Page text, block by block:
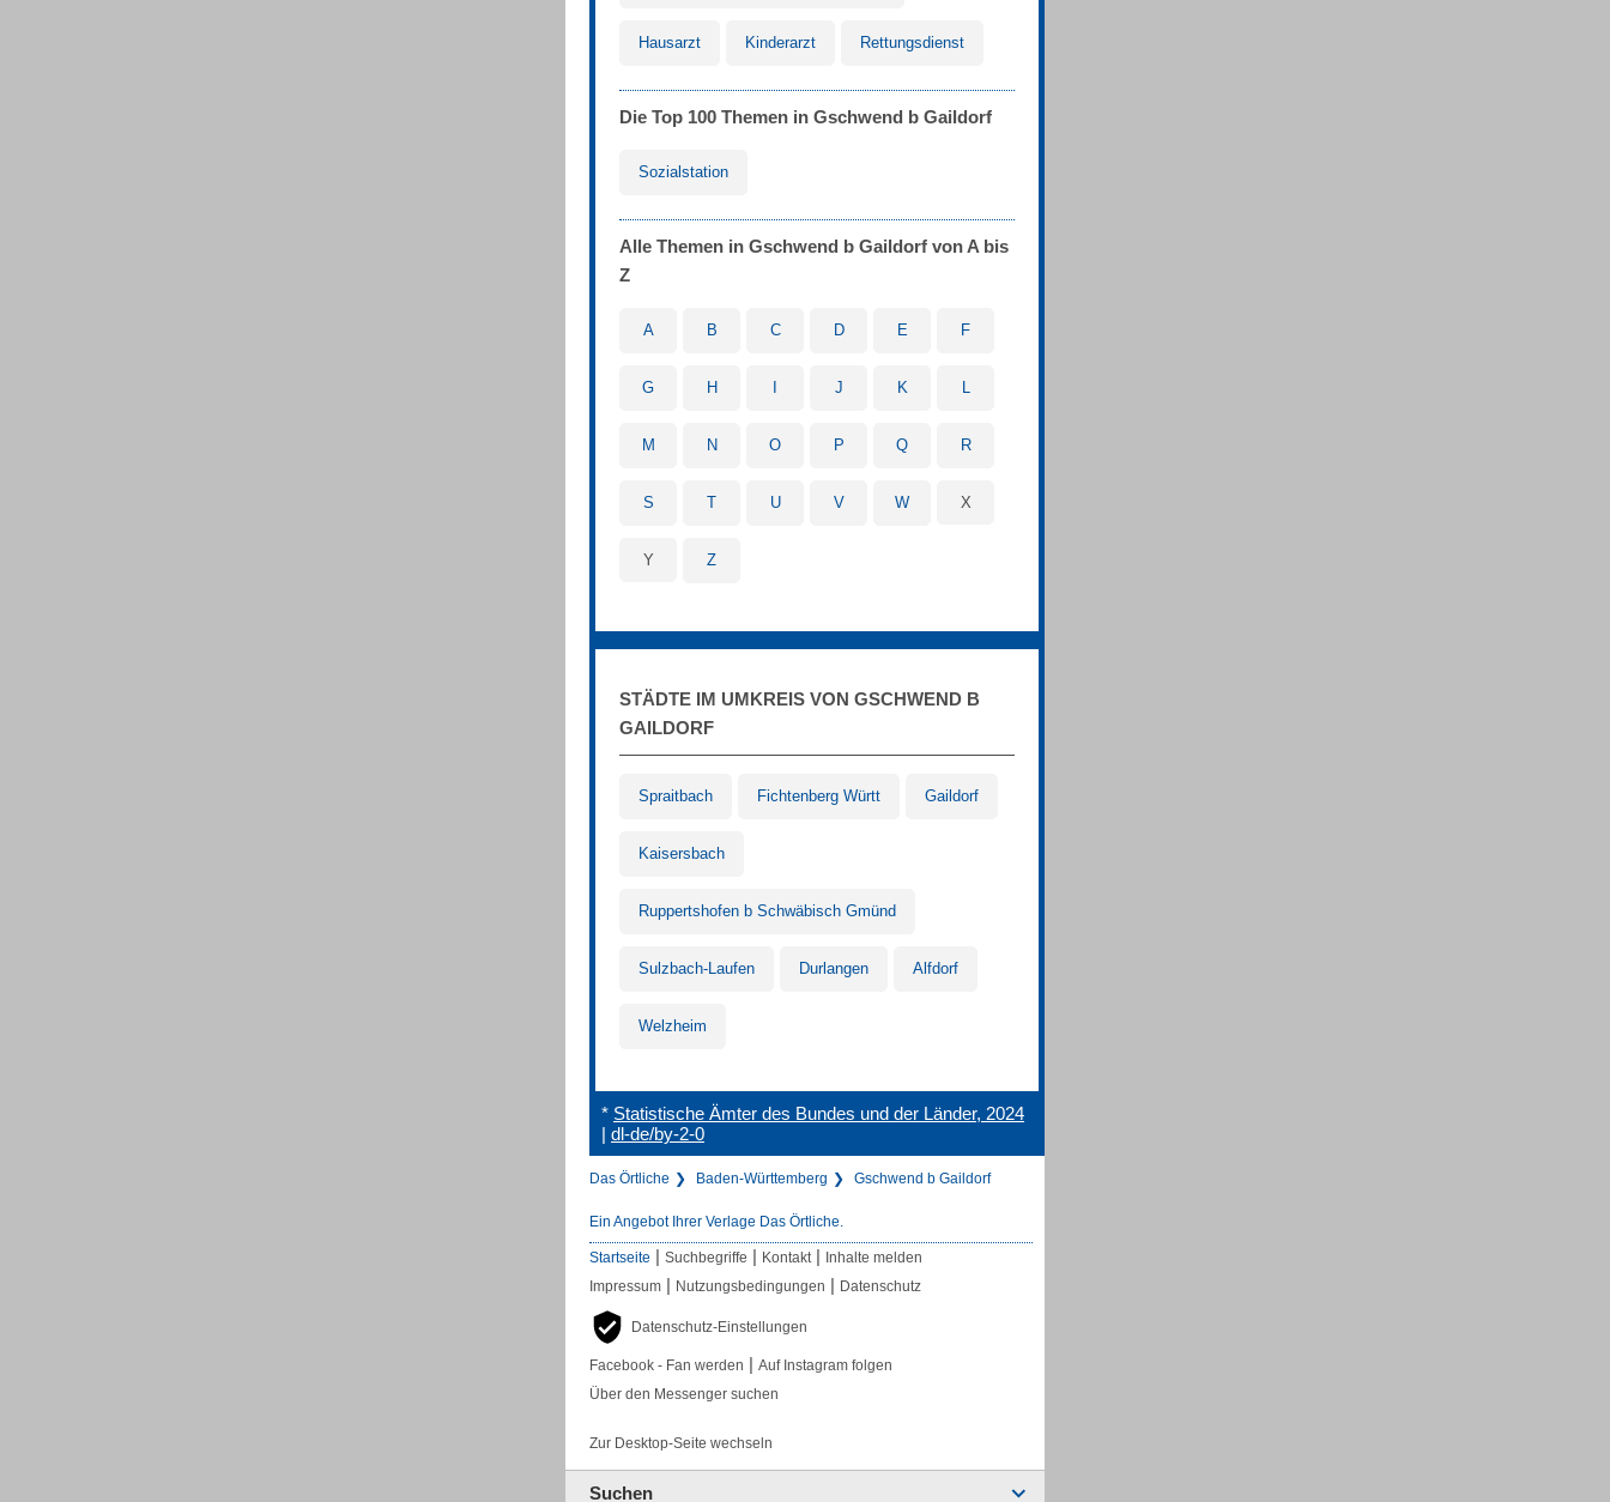
Hausarzt Kinderarzt Rettungsdienst
Die Top 100 Themen in Gschwend b Gaildorf
Sozialstation
Alle Themen in Gschwend b Gaildorf von A bis
Z
A B C D E F
G H J K L
M N O P Q R
S T U V W X
Y Z
STÄDTE IM UMKREIS VON GSCHWEND B
GAILDORF
Spraitbach Fichtenberg Württ Gaildorf
Kaisersbach
Ruppertshofen b Schwäbisch Gmünd
Sulzbach-Laufen Durlangen Alfdorf
Welzheim
* Statistische Ämter des Bundes und der Länder, 2024
| dl-de/by-2-0
Das Örtliche Baden-Württemberg Gschwend b Gaildorf
Ein Angebot Ihrer Verlage Das Örtliche.
Startseite | Suchbegriffe | Kontakt | Inhalte melden
Impressum | Nutzungsbedingungen | Datenschutz
Datenschutz-Einstellungen
Facebook - Fan werden | Auf Instagram folgen
Über den Messenger suchen
Zur Desktop-Seite wechseln
Suchen